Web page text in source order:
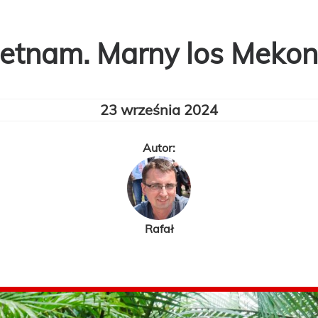
Marny los
23 września 2024
Autor:
Rafał